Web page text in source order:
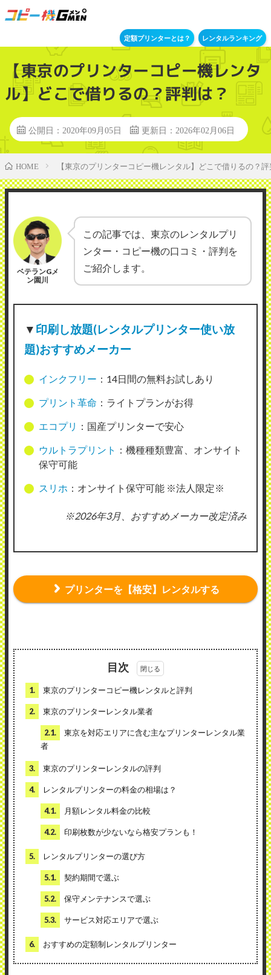
定額プリンターとは？ レンタルランキング
【東京のプリンターコピー機レンタ
ル】どこで借りるの？評判は？
公開日：2020年09月05日 更新日：2026年02月06日
HOME 【東京のプリンターコピー機レンタル】どこで借りるの？
ベテランGメ
ン園川
この記事では、東京のレンタルプリ
ンター・コピー機の口コミ・評判を
ご紹介します。
▼ 印刷し放題(レンタルプリンター使い放
題)おすすめメーカー
インクフリー ：14日間の無料お試しあり
プリント革命 ：ライトプランがお得
エコプリ ：国産プリンターで安心
ウルトラプリント ：機種種類豊富、オンサイト
保守可能
スリホ ：オンサイト保守可能 ※法人限定※
※2026年3月、おすすめメーカー改定済み
プリンターを【格安】レンタルする
目次
1. 東京のプリンターコピー機レンタルと評判
2. 東京のプリンターレンタル業者
2.1.
東京を対応エリアに含む主なプリンターレンタル業
者
3. 東京のプリンターレンタルの評判
4. レンタルプリンターの料金の相場は？
4.1. 月額レンタル料金の比較
4.2. 印刷枚数が少ないなら格安プランも！
5. レンタルプリンターの選び方
5.1. 契約期間で選ぶ
5.2. 保守メンテナンスで選ぶ
5.3. サービス対応エリアで選ぶ
6. おすすめの定額制レンタルプリンター